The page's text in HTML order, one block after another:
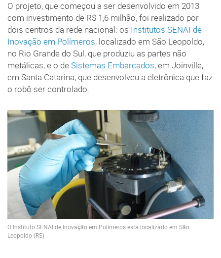
O projeto, que começou a ser desenvolvido em 2013
com investimento de R$ 1,6 milhão, foi realizado por
dois centros da rede nacional: os Institutos SENAI de
Inovação em Polímeros, localizado em São Leopoldo,
no Rio Grande do Sul, que produziu as partes não
metálicas, e o deSistemas Embarcados, em Joinville,
em Santa Catarina, que desenvolveu a eletrônica que faz
o robô ser controlado.
O Instituto SENAI de Inovação em Polímeros está localizado em São
Leopoldo (RS)